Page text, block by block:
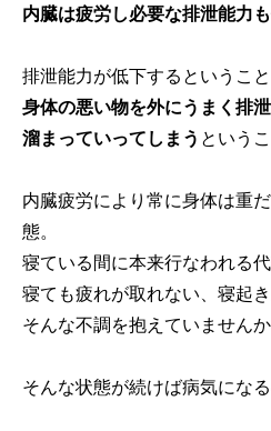
内臓は疲労し必要な排泄能力も
排泄能力が低下するということ
身体の悪い物を外にうまく排
溜まっていってしまう という
内臓疲労により常に身体は重
態。
寝ている間に本来行なわれる
寝ても疲れが取れない、寝起
そんな不調を抱えていませんか
そんな状態が続けば病気にな